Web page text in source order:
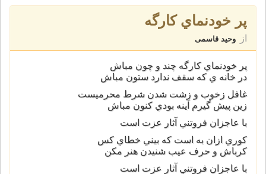
پر خودنماي کارگه
از وحید قاسمی
پر خودنماي کارگه چند و چون مباش
در خانه ي که سقف ندارد ستون مباش
غافل زخوب و زشت شدن شرط محرميست
زين پيش گيرم آينه بودي کنون مباش
با عاجزان فروتني آثار عزت است
کوري ازان به است که بيني خطاي کس
کرباش و حرف عيب شنيدن هنر مکن
با عاجزان فروتني آثار عزت است